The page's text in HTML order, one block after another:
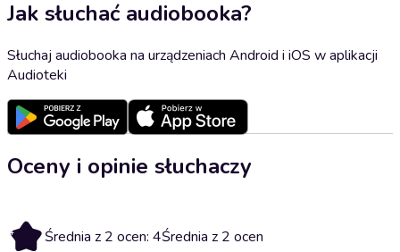
Jak słuchać audiobooka?
Słuchaj audiobooka na urządzeniach Android i iOS w aplikacji
Audioteki
Oceny i opinie słuchaczy
4 Średnia z 2 ocen: 4Średnia z 2 ocen